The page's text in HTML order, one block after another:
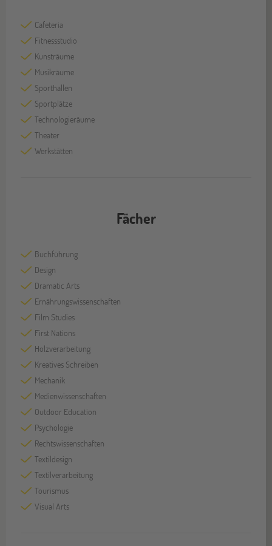
Cafeteria
Fitnessstudio
Kunsträume
Musikräume
Sporthallen
Sportplätze
Technologieräume
Theater
Werkstätten
Fächer
Buchführung
Design
Dramatic Arts
Ernährungswissenschaften
Film Studies
First Nations
Holzverarbeitung
Kreatives Schreiben
Mechanik
Medienwissenschaften
Outdoor Education
Psychologie
Rechtswissenschaften
Textildesign
Textilverarbeitung
Tourismus
Visual Arts